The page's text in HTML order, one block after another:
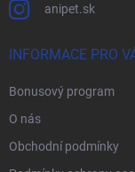
anipet.sk
INFORMACE PRO
Bonusový program
O nás
Obchodní podmínky